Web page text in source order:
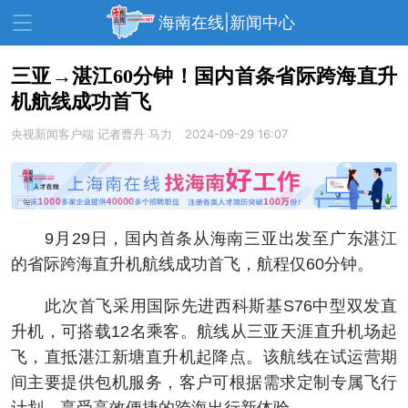
海南在线|新闻中心
资讯中心 热点
教育 健康 房产
生活 演出 活动
展会 走读海南 周末去哪儿
人才在线 天涯企服
三亚→湛江60分钟！国内首条省际跨海直升
机航线成功首飞
央视新闻客户端 记者曹丹 马力 2024-09-29 16:07
9月29日，国内首条从海南三亚出发至广东湛江
的省际跨海直升机航线成功首飞，航程仅60分钟。
此次首飞采用国际先进西科斯基S76中型双发直
升机，可搭载12名乘客。航线从三亚天涯直升机场起
飞，直抵湛江新塘直升机起降点。该航线在试运营期
间主要提供包机服务，客户可根据需求定制专属飞行